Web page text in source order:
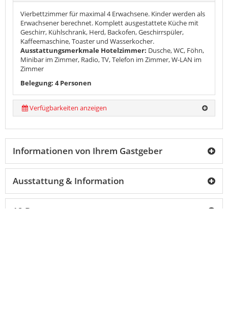
Vierbettzimmer für maximal 4 Erwachsene. Kinder werden als
Erwachsener berechnet. Komplett ausgestattete Küche mit
Geschirr, Kühlschrank, Herd, Backofen, Geschirrspüler,
Kaffeemaschine, Toaster und Wasserkocher.
Ausstattungsmerkmale Hotelzimmer: Dusche, WC, Föhn,
Minibar im Zimmer, Radio, TV, Telefon im Zimmer, W-LAN im
Zimmer
Belegung: 4 Personen
Verfügbarkeiten anzeigen
Informationen von Ihrem Gastgeber
Ausstattung & Information
12 Bewertungen